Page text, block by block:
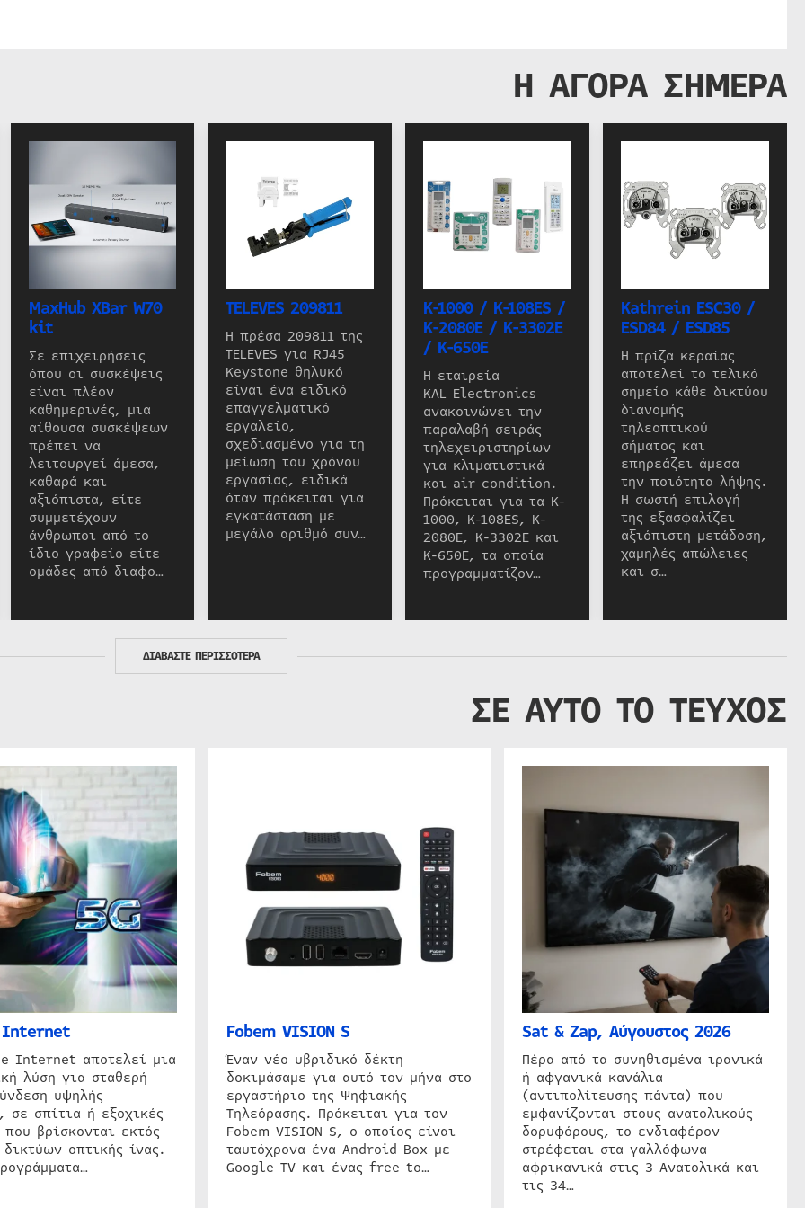
Η ΑΓΟΡΑ ΣΗΜΕΡΑ
MaxHub XBar W70
kit
Σε επιχειρήσεις
όπου οι συσκέψεις
είναι πλέον
καθημερινές, μια
αίθουσα συσκέψεων
πρέπει να
λειτουργεί άμεσα,
καθαρά και
αξιόπιστα, είτε
συμμετέχουν
άνθρωποι από το
ίδιο γραφείο είτε
ομάδες από διαφο…
TELEVES 209811
Η πρέσα 209811 της
TELEVES για RJ45
Keystone θηλυκό
είναι ένα ειδικό
επαγγελματικό
εργαλείο,
σχεδιασμένο για τη
μείωση του χρόνου
εργασίας, ειδικά
όταν πρόκειται για
εγκατάσταση με
μεγάλο αριθμό συν…
K-1000 / K-108ES /
K-2080E / K-3302E
/ K-650E
Η εταιρεία
KAL Electronics
ανακοινώνει την
παραλαβή σειράς
τηλεχειριστηρίων
για κλιματιστικά
και air condition.
Πρόκειται για τα K-
1000, K-108ES, K-
2080E, K-3302E και
K-650E, τα οποία
προγραμματίζον…
Kathrein ESC30 /
ESD84 / ESD85
Η πρίζα κεραίας
αποτελεί το τελικό
σημείο κάθε δικτύου
διανομής
τηλεοπτικού
σήματος και
επηρεάζει άμεσα
την ποιότητα λήψης.
Η σωστή επιλογή
της εξασφαλίζει
αξιόπιστη μετάδοση,
χαμηλές απώλειες
και σ…
ΔΙΑΒΑΣΤΕ ΠΕΡΙΣΣΟΤΕΡΑ
ΣΕ ΑΥΤΟ ΤΟ ΤΕΥΧΟΣ
Internet
Internet αποτελεί μια
λύση για σταθερή
υψηλής
σε σπίτια ή εξοχικές
που βρίσκονται εκτός
οπτικής ίνας.
Fobem VISION S
Έναν νέο υβριδικό δέκτη
δοκιμάσαμε για αυτό τον μήνα στο
εργαστήριο της Ψηφιακής
Τηλεόρασης. Πρόκειται για τον
Fobem VISION S, ο οποίος είναι
ταυτόχρονα ένα Android Box με
Google TV και ένας free to…
Sat & Zap, Αύγουστος 2026
Πέρα από τα συνηθισμένα ιρανικά
ή αφγανικά κανάλια
(αντιπολίτευσης πάντα) που
εμφανίζονται στους ανατολικούς
δορυφόρους, το ενδιαφέρον
στρέφεται στα γαλλόφωνα
αφρικανικά στις 3 Ανατολικά και
τις 34…